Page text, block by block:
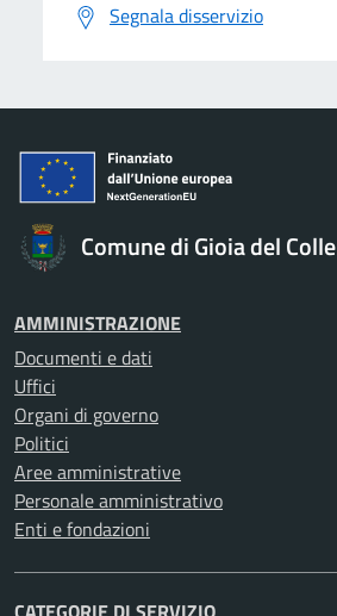
Segnala disservizio
Comune di Gioia del Colle
AMMINISTRAZIONE
Documenti e dati
Uffici
Organi di governo
Politici
Aree amministrative
Personale amministrativo
Enti e fondazioni